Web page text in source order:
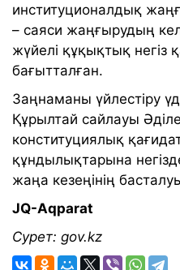
институционалдық
– саяси жаңғырудың
жүйелі құқықтық негіз
бағытталған.
Заңнаманы үйлестіру
Құрылтай сайлауы
конституциялық
құндылықтарына
жаңа кезеңінің
JQ-Aqparat
Сурет: gov.kz